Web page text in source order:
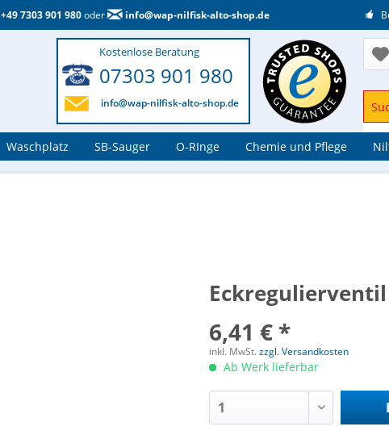
+49 7303 901 980oder info@wap-nilfisk-alto-shop.de
Kostenlose Beratung
07303 901 980
info@wap-nilfisk-alto-shop.de
Waschplatz SB-Sauger O-RInge Chemie und Pflege
6,41 € *
inkl. MwSt.zzgl. Versandkosten
Ab Werk lieferbar